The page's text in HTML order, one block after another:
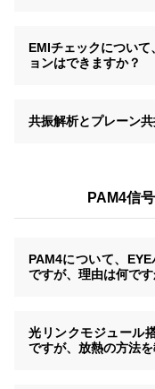
EMIチェックについ
ョンはできますか？
共振解析とプレーン
PAM4信
PAM4について、
ですが、理由は何です
光リンクモジュール
ですが、放熱の方法を